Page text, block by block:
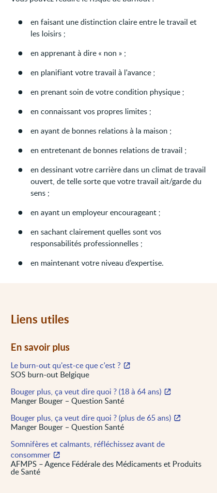
en faisant une distinction claire entre le travail et
les loisirs ;
en apprenant à dire « non » ;
en planifiant votre travail à l'avance ;
en prenant soin de votre condition physique ;
en connaissant vos propres limites ;
en ayant de bonnes relations à la maison ;
en entretenant de bonnes relations de travail ;
en dessinant votre carrière dans un climat de travail
ouvert, de telle sorte que votre travail ait/garde du
sens ;
en ayant un employeur encourageant ;
en sachant clairement quelles sont vos
responsabilités professionnelles ;
en maintenant votre niveau d’expertise.
Liens utiles
En savoir plus
Le burn-out qu'est-ce que c'est ?
SOS burn-out Belgique
Bouger plus, ça veut dire quoi ? (18 à 64 ans)
Manger Bouger – Question Santé
Bouger plus, ça veut dire quoi ? (plus de 65 ans)
Manger Bouger – Question Santé
Somnifères et calmants, réfléchissez avant de
consommer
AFMPS – Agence Fédérale des Médicaments et Produits
de Santé